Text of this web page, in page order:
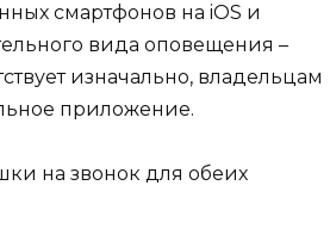
смартфонов на iOS и
вида оповещения –
изначально, владельцам
приложение.
на звонок для обеих